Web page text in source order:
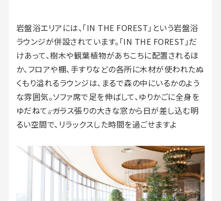
岩盤浴エリアには、「IN THE FOREST」という岩盤浴
ラウンジが併設されています。「IN THE FOREST」だ
けあって、樹木や観葉植物があちこちに配置されるほ
か、フロアや棚、手すりなどの各所に木材が使われたぬ
くもり溢れるラウンジは、まるで森の中にいるかのよう
な雰囲気。ソファ席で足を伸ばして、ゆりかごに全身を
ゆだねて――。ガラス張りの大きな窓から日が差し込む明
るい空間で、リラックスした時間を過ごせますよ